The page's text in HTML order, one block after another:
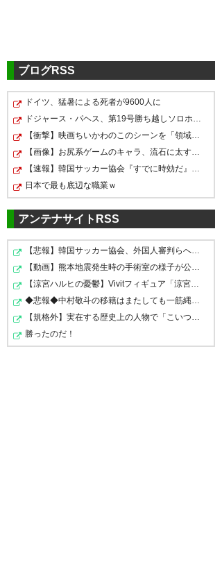
— ★☆yo-tan@cereモン☆★
(tantan625)
ジンヒョンがこんなにキレてる
のみたことないけど
— ⭐マリィ⭐@*✿*❀٭桜満開
*❀٭✿.* (micky_lovelove)
3月 10
セレッソ ジンヒョンと柏サポが
揉めてる。挑発行為があったか?
ジンヒョンが両目を吊り上げる
あそこでジンヒョンがプレー止
めるメリット無いからやっぱり
なんかあったんやろな
— 中橋 弦 (0507crzgoal)
3月 10
試合終了、１−１。 終了と共に
主審が全力ダッシュでジンヒョ
ンの下に駆け寄って行く。 まだ
ジンヒョンはヒートアップし
ジンヒョンの件、ゴール裏2階か
らはよく分からなかったけど そ
のあと、突き進め柏歌ってるの
にジンヒョンにボールがわたっ
たらブーイングするコアサポな
んなん？ チャントは歌い切れっ
てゴール裏の人に言われて育っ
たんですけど
— ユタ (yutaxreysol)2018, 3月
10
ブログRSS
ドイツ、猛暑による死者が9600人に
ドジャース・パヘス、第19号勝ち越しソロホームラン！！…
【衝撃】映画ちいかわのこのシーンを「領域展開」と呼ん…
【画像】お尻系ゲームのキャラ、流石に太すぎるｗｗｗｗ
【速報】韓国サッカー協会『すでに時効だ』、外国人審判…
日本で最も底辺な職業ｗ
アンテナサイトRSS
【悲報】韓国サッカー協会、外国人審判らへ性的接待疑惑→…
【動画】熊本地震発生時の手術室の様子が公開される
【涼宮ハルヒの憂鬱】Vivitフィギュア「涼宮ハルヒ」プラ…
◆悲報◆中村敬斗の移籍はまたしても一筋縄ではいかず？ス…
【規格外】実在する歴史上の人物で「こいつチートだろ…」…
勝ったのだ！